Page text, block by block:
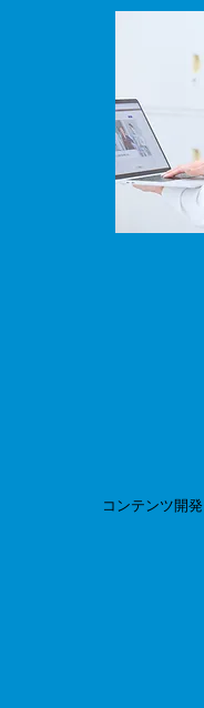
コンテンツ開発